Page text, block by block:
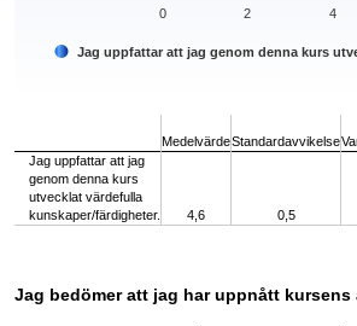
Jag uppfattar att jag genom denna kurs
0 2 4
MedelvärdeStandardavvikelse
Jag uppfattar att jag
genom denna kurs
utvecklat värdefulla
kunskaper/färdigheter.
4,6 0,5
Jag bedömer att jag har uppnått kursens